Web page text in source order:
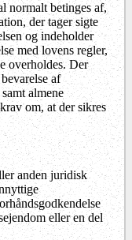
normalt betinges af,
der tager sigte
og indeholder
med lovens regler,
overholdes. Der
af
almene
om, at der sikres
anden juridisk
eller en del